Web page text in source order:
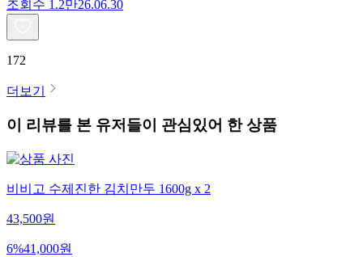
조회수 1.2만26.06.30
172
더보기
이 리뷰를 본 유저들이 관심있어 한 상품
비비고 수제진한 김치만두 1600g x 2
43,500원
6%41,000원